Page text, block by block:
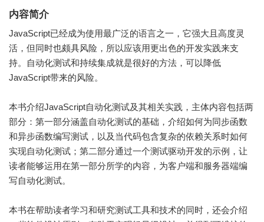
内容简介
JavaScript已经成为使用最广泛的语言之一，它强大且高度灵
活，但同时也颇具风险，所以应该用更出色的开发实践来支
持。自动化测试和持续集成就是很好的方法，可以降低
JavaScript带来的风险。
本书介绍JavaScript自动化测试及其相关实践，主体内容包括两
部分：第一部分涵盖自动化测试的基础，介绍如何为同步函数
和异步函数编写测试，以及当代码包含复杂的依赖关系时如何
实现自动化测试；第二部分通过一个测试驱动开发的示例，让
读者能够运用在第一部分所学的内容，为客户端和服务器端编
写自动化测试。
本书在帮助读者学习和研究测试工具和技术的同时，还会介绍